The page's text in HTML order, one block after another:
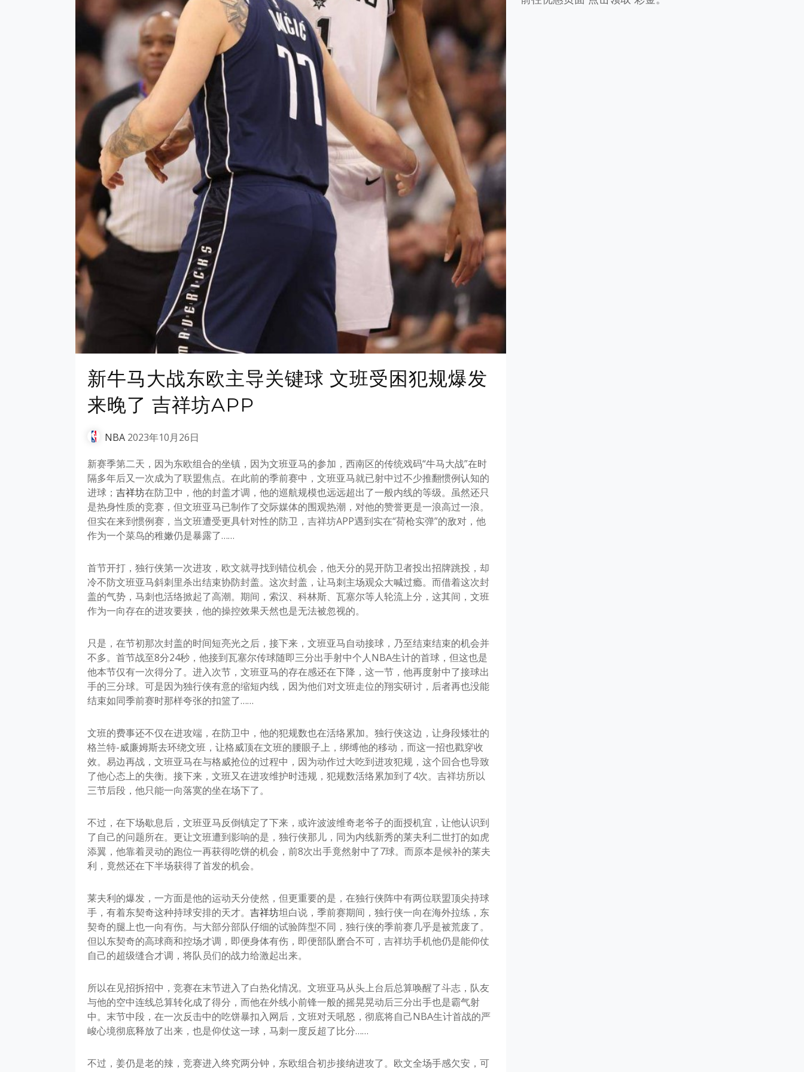
新牛马大战东欧主导关键球 文班受困犯规爆发
来晚了 吉祥坊APP
NBA 2023年10月26日
新赛季第二天，因为东欧组合的坐镇，因为文班亚马的参加，西南区的传统戏码“牛马大战”在时
隔多年后又一次成为了联盟焦点。在此前的季前赛中，文班亚马就已射中过不少推翻惯例认知的
进球； 吉祥坊在防卫中，他的封盖才调，他的巡航规模也远远超出了一般内线的等级。虽然还只
是热身性质的竞赛，但文班亚马已制作了交际媒体的围观热潮，对他的赞誉更是一浪高过一浪。
但实在来到惯例赛，当文班遭受更具针对性的防卫，吉祥坊APP遇到实在“荷枪实弹”的敌对，他
作为一个菜鸟的稚嫩仍是暴露了……
首节开打，独行侠第一次进攻，欧文就寻找到错位机会，他天分的晃开防卫者投出招牌跳投，却
冷不防文班亚马斜刺里杀出结束协防封盖。这次封盖，让马刺主场观众大喊过瘾。而借着这次封
盖的气势，马刺也活络掀起了高潮。期间，索汉、科林斯、瓦塞尔等人轮流上分，这其间，文班
作为一向存在的进攻要挟，他的操控效果天然也是无法被忽视的。
只是，在节初那次封盖的时间短亮光之后，接下来，文班亚马自动接球，乃至结束结束的机会并
不多。首节战至8分24秒，他接到瓦塞尔传球随即三分出手射中个人NBA生计的首球，但这也是
他本节仅有一次得分了。进入次节，文班亚马的存在感还在下降，这一节，他再度射中了接球出
手的三分球。可是因为独行侠有意的缩短内线，因为他们对文班走位的翔实研讨，后者再也没能
结束如同季前赛时那样夸张的扣篮了……
文班的费事还不仅在进攻端，在防卫中，他的犯规数也在活络累加。独行侠这边，让身段矮壮的
格兰特-威廉姆斯去环绕文班，让格威顶在文班的腰眼子上，绑缚他的移动，而这一招也戳穿收
效。易边再战，文班亚马在与格威抢位的过程中，因为动作过大吃到进攻犯规，这个回合也导致
了他心态上的失衡。接下来，文班又在进攻维护时违规，犯规数活络累加到了4次。吉祥坊所以
三节后段，他只能一向落寞的坐在场下了。
不过，在下场歇息后，文班亚马反倒镇定了下来，或许波波维奇老爷子的面授机宜，让他认识到
了自己的问题所在。更让文班遭到影响的是，独行侠那儿，同为内线新秀的莱夫利二世打的如虎
添翼，他靠着灵动的跑位一再获得吃饼的机会，前8次出手竟然射中了7球。而原本是候补的莱夫
利，竟然还在下半场获得了首发的机会。
莱夫利的爆发，一方面是他的运动天分使然，但更重要的是，在独行侠阵中有两位联盟顶尖持球
手，有着东契奇这种持球安排的天才。 吉祥坊坦白说，季前赛期间，独行侠一向在海外拉练，东
契奇的腿上也一向有伤。与大部分部队仔细的试验阵型不同，独行侠的季前赛几乎是被荒废了。
但以东契奇的高球商和控场才调，即便身体有伤，即便部队磨合不可，吉祥坊手机他仍是能仰仗
自己的超级缝合才调，将队员们的战力给激起出来。
所以在见招拆招中，竞赛在末节进入了白热化情况。文班亚马从头上台后总算唤醒了斗志，队友
与他的空中连线总算转化成了得分，而他在外线小前锋一般的摇晃晃动后三分出手也是霸气射
中。末节中段，在一次反击中的吃饼暴扣入网后，文班对天吼怒，彻底将自己NBA生计首战的严
峻心境彻底释放了出来，也是仰仗这一球，马刺一度反超了比分……
不过，姜仍是老的辣，竞赛进入终究两分钟，东欧组合初步接纳进攻了。欧文全场手感欠安，可